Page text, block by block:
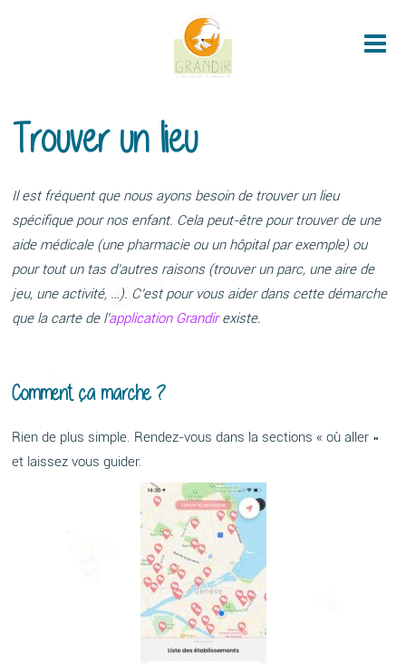
Trouver un lieu
Il est fréquent que nous ayons besoin de trouver un lieu
spécifique pour nos enfant. Cela peut-être pour trouver de une
aide médicale (une pharmacie ou un hôpital par exemple) ou
pour tout un tas d’autres raisons (trouver un parc, une aire de
jeu, une activité, …). C’est pour vous aider dans cette démarche
que la carte de l’application Grandirexiste.
Comment ça marche ?
Rien de plus simple. Rendez-vous dans la sections « où aller »
et laissez vous guider.